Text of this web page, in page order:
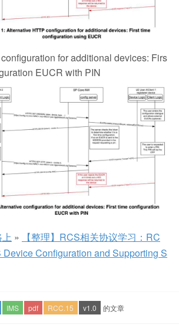
for additional devices: Firs
EUCR with PIN
»
【整理】RCS相关协议学习：RC
Device Configuration and Supporting S
IMS pdf RCC.15 v1.0 的文章